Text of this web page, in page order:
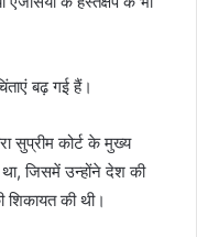
बढ़ गई हैं।
सुप्रीम कोर्ट के मुख्य
जिसमें उन्होंने देश की
शिकायत की थी।